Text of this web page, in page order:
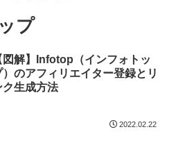
プ
図解】Infotop（インフォトッ
）のアフィリエイター登録とリ
ク生成方法
2022.02.22